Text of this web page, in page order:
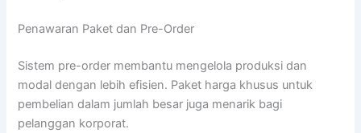
Penawaran Paket dan Pre-Order
Sistem pre-order membantu mengelola produksi dan
modal dengan lebih efisien. Paket harga khusus untuk
pembelian dalam jumlah besar juga menarik bagi
pelanggan korporat.